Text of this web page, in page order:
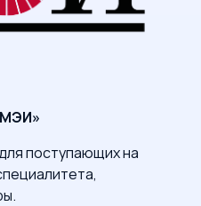
поступающих на